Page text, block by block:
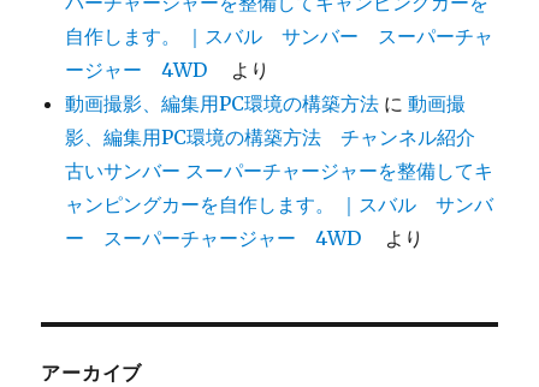
自作します。 ｜スバル サンバー スーパーチャ
ージャー 4WD
より
動画撮影、編集用PC環境の構築方法 に動画撮
影、編集用PC環境の構築方法 チャンネル紹介
古いサンバー スーパーチャージャーを整備してキ
ャンピングカーを自作します。 ｜スバル サンバ
ー スーパーチャージャー 4WD
より
アーカイブ